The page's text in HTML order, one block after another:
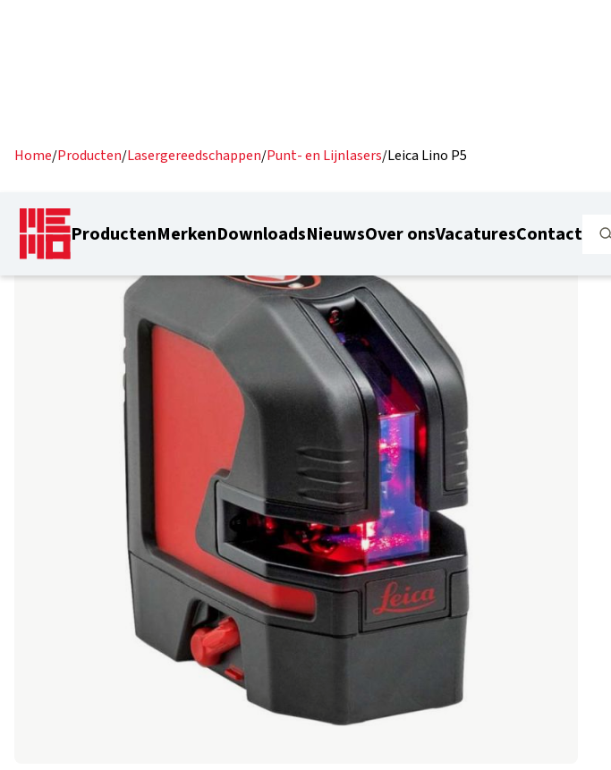
ProductenMerkenDownloadsNieuwsOver onsVacaturesContact
Home/Producten/Lasergereedschappen/Punt- en Lijnlasers/Leica Lino P5